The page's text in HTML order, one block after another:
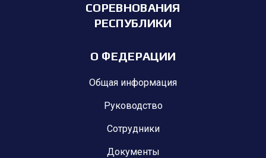
СОРЕВНОВАНИЯ
РЕСПУБЛИКИ
О ФЕДЕРАЦИИ
Общая информация
Руководство
Сотрудники
Документы